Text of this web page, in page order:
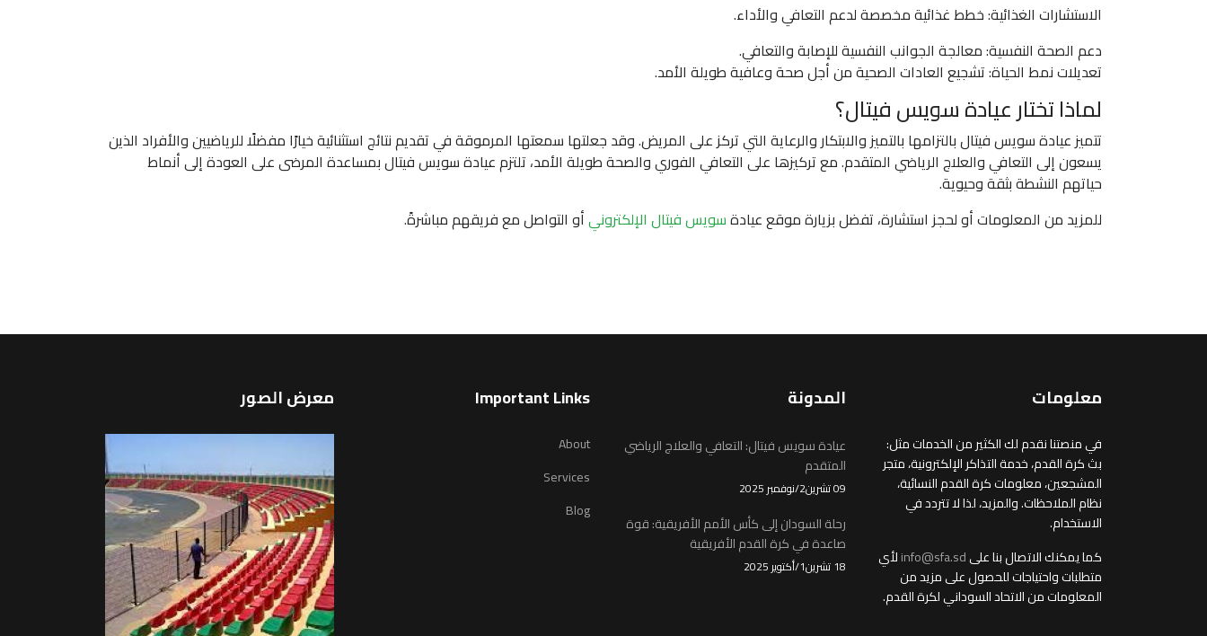
الاستشارات الغذائية: خطط غذائية مخصصة لدعم التعافي والأداء.
دعم الصحة النفسية: معالجة الجوانب النفسية للإصابة والتعافي.
تعديلات نمط الحياة: تشجيع العادات الصحية من أجل صحة وعافية طويلة الأمد.
لماذا تختار عيادة سويس فيتال؟
تتميز عيادة سويس فيتال بالتزامها بالتميز والابتكار والرعاية التي تركز على المريض. وقد جعلتها سمعتها المرموقة في تقديم نتائج استثنائية خيارًا مفضلًا للرياضيين والأفراد الذين
يسعون إلى التعافي والعلاج الرياضي المتقدم. مع تركيزها على التعافي الفوري والصحة طويلة الأمد، تلتزم عيادة سويس فيتال بمساعدة المرضى على العودة إلى أنماط
حياتهم النشطة بثقة وحيوية.
للمزيد من المعلومات أو لحجز استشارة، تفضل بزيارة موقع عيادةسويس فيتال الإلكترونيأو التواصل مع فريقهم مباشرةً.
معلومات
في منصتنا نقدم لك الكثير من الخدمات مثل:
بث كرة القدم، خدمة التذاكر الإلكترونية، متجر
المشجعين، معلومات كرة القدم النسائية،
نظام الملاحظات. والمزيد، لذا لا تتردد في
الاستخدام.
كما يمكنك الاتصال بنا علىinfo@sfa.sdلأي
متطلبات واحتياجات للحصول على مزيد من
المعلومات من الاتحاد السوداني لكرة القدم.
المدونة
عيادة سويس فيتال: التعافي والعلاج الرياضي
المتقدم
09 تشرين2/نوفمبر 2025
رحلة السودان إلى كأس الأمم الأفريقية: قوة
صاعدة في كرة القدم الأفريقية
18 تشرين1/أكتوير 2025
Important Links
About
Services
Blog
معرض الصور